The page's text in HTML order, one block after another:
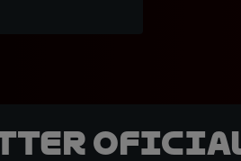
oficial